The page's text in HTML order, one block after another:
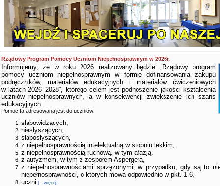
Rządowy Program Pomocy Uczniom Niepełnosprawnym w 2026r.
Informujemy, że w roku 2026 realizowany będzie „Rządowy program
pomocy uczniom niepełnosprawnym w formie dofinansowania zakupu
podręczników, materiałów edukacyjnych i materiałów ćwiczeniowych
w latach 2026–2028”, którego celem jest podnoszenie jakości kształcenia
uczniów niepełnosprawnych, a w konsekwencji zwiększenie ich szans
edukacyjnych.
Pomoc ta adresowana jest do uczniów:
słabowidzących,
niesłyszących,
słabosłyszących,
z niepełnosprawnością intelektualną w stopniu lekkim,
z niepełnosprawnością ruchową, w tym afazją,
z autyzmem, w tym z zespołem Aspergera,
z niepełnosprawnościami sprzężonymi, w przypadku, gdy są to
niepełnosprawności, o których mowa odpowiednio w pkt. 1-6,
uczni [...więcej]